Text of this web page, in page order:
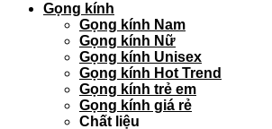
Gọng kính
Gọng kính Nam
Gọng kính Nữ
Gọng kính Unisex
Gọng kính Hot Trend
Gọng kính trẻ em
Gọng kính giá rẻ
Chất liệu